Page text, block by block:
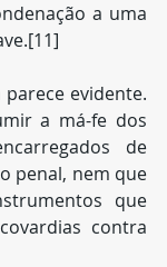
a uma
evidente.
a má-fe dos
de
penal, nem que
que
contra